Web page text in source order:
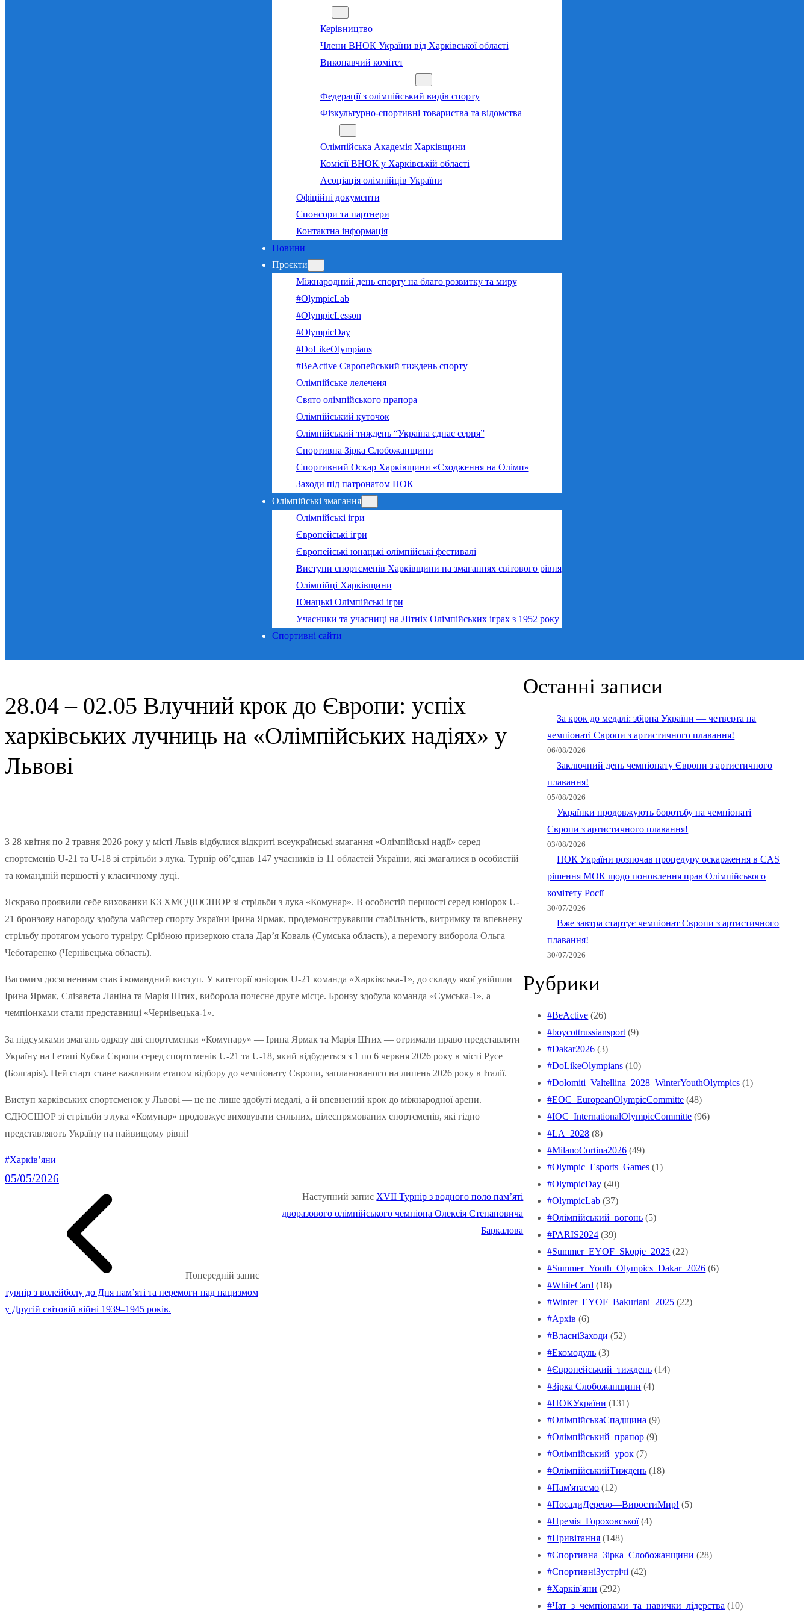
Керівництво
Члени ВНОК України від Харківської області
Виконавчий комітет
Федерації з олімпійський видів спорту
Фізкультурно-спортивні товариства та відомства
Олімпійська Академія Харківщини
Комісії ВНОК у Харківській області
Асоціація олімпійців України
Офіційні документи
Спонсори та партнери
Контактна інформація
Новини
Проєкти
Міжнародний день спорту на благо розвитку та миру
#OlympicLab
#OlympicLesson
#OlympicDay
#DoLikeOlympians
#BeActive Європейський тиждень спорту
Олімпійське лелеченя
Свято олімпійського прапора
Олімпійський куточок
Олімпійський тиждень “Україна єднає серця”
Спортивна Зірка Слобожанщини
Спортивний Оскар Харківщини «Сходження на Олімп»
Заходи під патронатом НОК
Олімпійські змагання
Олімпійські ігри
Європейські ігри
Європейські юнацькі олімпійські фестивалі
Виступи спортсменів Харківщини на змаганнях світового рівня
Олімпійці Харківщини
Юнацькі Олімпійські ігри
Учасники та учасниці на Літніх Олімпійських іграх з 1952 року
Спортивні сайти
28.04 – 02.05 Влучний крок до Європи: успіх
харківських лучниць на «Олімпійських надіях» у
Львові
З 28 квітня по 2 травня 2026 року у місті Львів відбулися відкриті всеукраїнські змагання «Олімпійські надії» серед
спортсменів U-21 та U-18 зі стрільби з лука. Турнір об’єднав 147 учасників із 11 областей України, які змагалися в особистій
та командній першості у класичному луці.
Яскраво проявили себе вихованки КЗ ХМСДЮСШОР зі стрільби з лука «Комунар». В особистій першості серед юніорок U-
21 бронзову нагороду здобула майстер спорту України Ірина Ярмак, продемонструвавши стабільність, витримку та впевнену
стрільбу протягом усього турніру. Срібною призеркою стала Дар’я Коваль (Сумська область), а перемогу виборола Ольга
Чеботаренко (Чернівецька область).
Вагомим досягненням став і командний виступ. У категорії юніорок U-21 команда «Харківська-1», до складу якої увійшли
Ірина Ярмак, Єлізавєта Ланіна та Марія Штих, виборола почесне друге місце. Бронзу здобула команда «Сумська-1», а
чемпіонками стали представниці «Чернівецька-1».
За підсумками змагань одразу дві спортсменки «Комунару» — Ірина Ярмак та Марія Штих — отримали право представляти
Україну на І етапі Кубка Європи серед спортсменів U-21 та U-18, який відбудеться з 1 по 6 червня 2026 року в місті Русе
(Болгарія). Цей старт стане важливим етапом відбору до чемпіонату Європи, запланованого на липень 2026 року в Італії.
Виступ харківських спортсменок у Львові — це не лише здобуті медалі, а й впевнений крок до міжнародної арени.
СДЮСШОР зі стрільби з лука «Комунар» продовжує виховувати сильних, цілеспрямованих спортсменів, які гідно
представляють Україну на найвищому рівні!
#Харків’яни
05/05/2026
Попередній запис
турнір з волейболу до Дня пам’яті та перемоги над нацизмом
у Другій світовій війні 1939–1945 років.
Наступний запис XVII Турнір з водного поло пам’яті
дворазового олімпійського чемпіона Олексія Степановича
Баркалова
Останні записи
За крок до медалі: збірна України — четверта на
чемпіонаті Європи з артистичного плавання!
06/08/2026
Заключний день чемпіонату Європи з артистичного
плавання!
05/08/2026
Українки продовжують боротьбу на чемпіонаті
Європи з артистичного плавання!
03/08/2026
НОК України розпочав процедуру оскарження в CAS
рішення МОК щодо поновлення прав Олімпійського
комітету Росії
30/07/2026
Вже завтра стартує чемпіонат Європи з артистичного
плавання!
30/07/2026
Рубрики
#BeActive (26)
#boycottrussiansport(9)
#Dakar2026 (3)
#DoLikeOlympians (10)
#Dolomiti_Valtellina_2028_WinterYouthOlympics (1)
#EOC_EuropeanOlympicCommitte (48)
#IOC_InternationalOlympicCommitte (96)
#LA_2028 (8)
#MilanoCortina2026 (49)
#Olympic_Esports_Games (1)
#OlympicDay (40)
#OlympicLab (37)
#Oлімпійський_вогонь (5)
#PARIS2024 (39)
#Summer_EYOF_Skopje_2025 (22)
#Summer_Youth_Olympics_Dakar_2026 (6)
#WhiteCard (18)
#Winter_EYOF_Bakuriani_2025 (22)
#Архів (6)
#ВласніЗаходи (52)
#Екомодуль (3)
#Європейський_тиждень (14)
#Зірка Слобожанщини (4)
#НОКУкраїни (131)
#ОлімпійськаСпадщина (9)
#Олімпійський_прапор (9)
#Олімпійський_урок (7)
#ОлімпійськийТиждень (18)
#Пам'ятаємо (12)
#ПосадиДерево—ВиростиМир! (5)
#Премія_Гороховської(4)
#Привітання (148)
#Спортивна_Зірка_Слобожанщини (28)
#СпортивніЗустрічі (42)
#Харків'яни (292)
#Чат_з_чемпіонами_та_навички_лідерства (10)